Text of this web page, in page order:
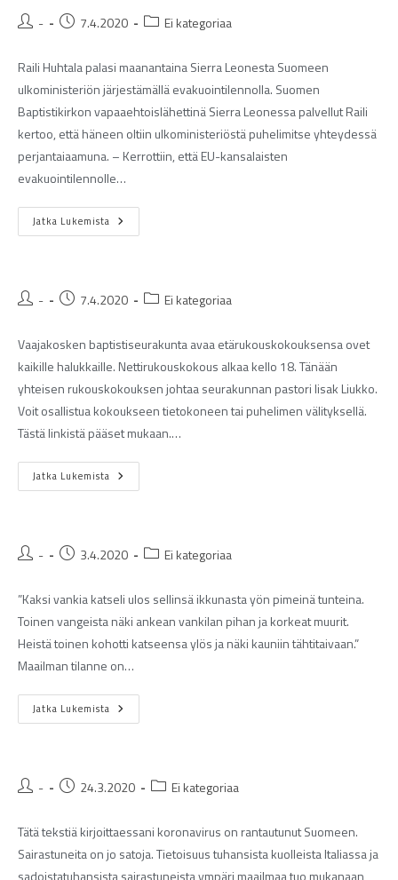
- 7.4.2020 Ei kategoriaa
Raili Huhtala palasi maanantaina Sierra Leonesta Suomeen
ulkoministeriön järjestämällä evakuointilennolla. Suomen
Baptistikirkon vapaaehtoislähettinä Sierra Leonessa palvellut Raili
kertoo, että häneen oltiin ulkoministeriöstä puhelimitse yhteydessä
perjantaiaamuna. – Kerrottiin, että EU-kansalaisten
evakuointilennolle…
Jatka Lukemista
- 7.4.2020 Ei kategoriaa
Vaajakosken baptistiseurakunta avaa etärukouskokouksensa ovet
kaikille halukkaille. Nettirukouskokous alkaa kello 18. Tänään
yhteisen rukouskokouksen johtaa seurakunnan pastori Iisak Liukko.
Voit osallistua kokoukseen tietokoneen tai puhelimen välityksellä.
Tästä linkistä pääset mukaan.…
Jatka Lukemista
- 3.4.2020 Ei kategoriaa
”Kaksi vankia katseli ulos sellinsä ikkunasta yön pimeinä tunteina.
Toinen vangeista näki ankean vankilan pihan ja korkeat muurit.
Heistä toinen kohotti katseensa ylös ja näki kauniin tähtitaivaan.”
Maailman tilanne on…
Jatka Lukemista
- 24.3.2020 Ei kategoriaa
Tätä tekstiä kirjoittaessani koronavirus on rantautunut Suomeen.
Sairastuneita on jo satoja. Tietoisuus tuhansista kuolleista Italiassa ja
sadoistatuhansista sairastuneista ympäri maailmaa tuo mukanaan